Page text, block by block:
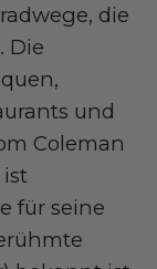
die
Die
und
Coleman
ist
für seine